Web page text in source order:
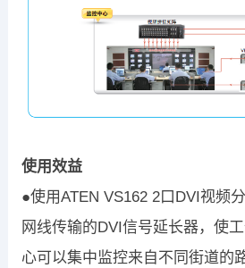
使用效益
●使用ATEN VS162 2口DVI视频
网线传输的DVI信号延长器，使
心可以集中监控来自不同街道的